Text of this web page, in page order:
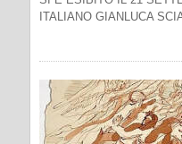
ITALIANO GIANLUCA